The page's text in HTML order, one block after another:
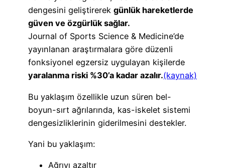
dengesini geliştirerek günlük hareketlerde
güven ve özgürlük sağlar.
Journal of Sports Science & Medicine’de
yayınlanan araştırmalara göre düzenli
fonksiyonel egzersiz uygulayan kişilerde
yaralanma riski %30’a kadar azalır.(kaynak)
Bu yaklaşım özellikle uzun süren bel-
boyun-sırt ağrılarında, kas-iskelet sistemi
dengesizliklerinin giderilmesini destekler.
Yani bu yaklaşım:
Ağrıyı azaltır